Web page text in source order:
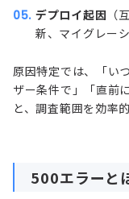
デプロイ起因 （
新、マイグレー
原因特定では、「い
ザー条件で」「直前
と、調査範囲を効率
500エラーと